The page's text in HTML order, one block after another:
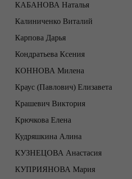
КАБАНОВА Наталья
Калиниченко Виталий
Карпова Дарья
Кондратьева Ксения
КОННОВА Милена
Краус (Павлович) Елизавета
Крашевич Виктория
Крючкова Елена
Кудряшкина Алина
КУЗНЕЦОВА Анастасия
КУПРИЯНОВА Мария